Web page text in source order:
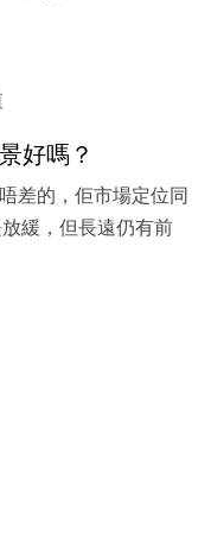
好嗎？
差的，佢市場定位同
緩，但長遠仍有前